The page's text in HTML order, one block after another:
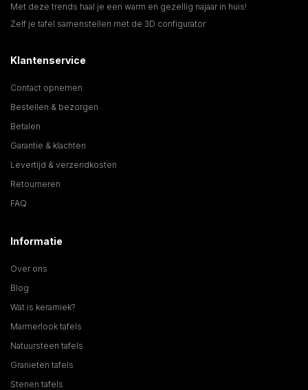
Met deze trends haal je een warm en gezellig najaar in huis!
Zelf je tafel samenstellen met de 3D configurator
Klantenservice
Contact opnemen
Bestellen & bezorgen
Betalen
Garantie & klachten
Levertijd & verzendkosten
Retourneren
FAQ
Informatie
Over ons
Blog
Wat is keramiek?
Marmerlook tafels
Natuursteen tafels
Granieten tafels
Stenen tafels